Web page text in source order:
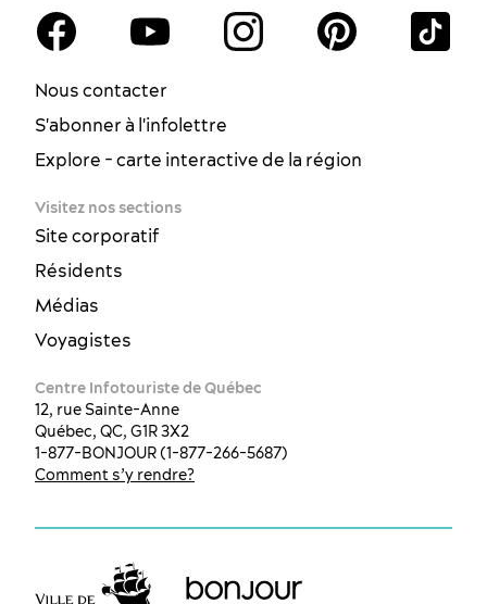
Nous contacter
S'abonner à l'infolettre
Explore - carte interactive de la région
Visitez nos sections
Site corporatif
Résidents
Médias
Voyagistes
Centre Infotouriste de Québec
12, rue Sainte-Anne
Québec, QC, G1R 3X2
1-877-BONJOUR (1-877-266-5687)
Comment s’y rendre?